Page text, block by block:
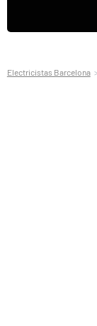
Electricistas Barcelona